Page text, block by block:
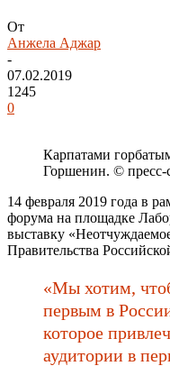
От
Анжела Аджар
-
07.02.2019
1245
0
Карпатами
Горшенин. © пресс-
14 февраля 2019 года в
форума на площадке
выставку
Правительства
«Мы хотим,
первым в
которое
аудитории в